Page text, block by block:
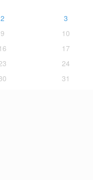
2
3
9
10
17
24
31